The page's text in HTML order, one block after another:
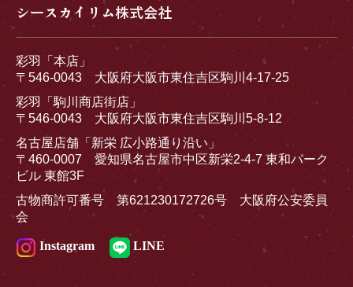
シースカイリム株式会社
彩羽「本店」
〒546-0043 大阪府大阪市東住吉区駒川4-17-25
彩羽「駒川商店街店」
〒546-0043 大阪府大阪市東住吉区駒川5-8-12
名古屋店舗「新栄 広小路通り沿い」
〒460-0007 愛知県名古屋市中区新栄2-4-7 東和パーク
ビル 東館3F
古物商許可番号 第621230172726号 大阪府公安委員
会
Instagram LINE